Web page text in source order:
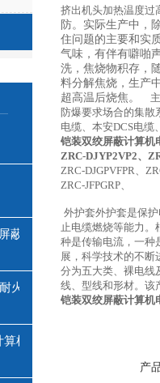
蔽
火
机电缆
挤出机头加热温度过
防。实际生产中，
住问题的主要和实
气味，有伴有噼啪
洗，焦烧物积存，
料分解焦烧，生产
超高温后烧焦。
主
防爆要求场合的集
电缆、本安DCS电
铠装双绞屏蔽计算机
ZRC-DJYP2VP2、
ZRC-DJGPVFPR、
ZRC-JFPGRP、
外护套外护套是保
止电缆燃烧等能力
种是传输电流，一种
展，科学技术的不断
分为五大类、裸电线
线、型线和形材。该
铠装双绞屏蔽计算机
产